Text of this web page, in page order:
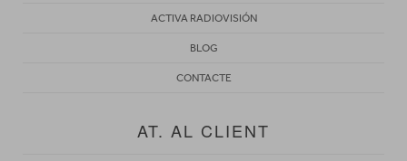
ACTIVA RADIOVISIÓN
BLOG
CONTACTE
AT. AL CLIENT